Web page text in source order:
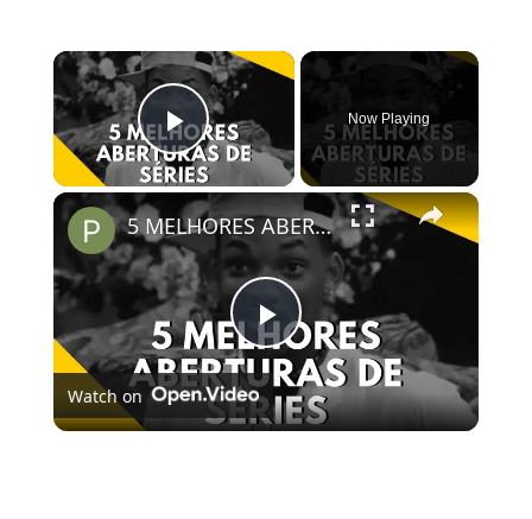
×
Play Video
Now Playing
×
Play
Video
5 MELHORES ABERTURAS DE SÉRIES | Pipocas Tv #13
Watch on